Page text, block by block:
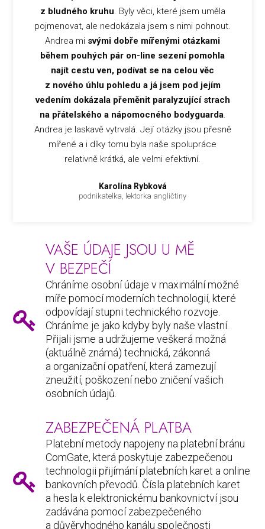
z bludného kruhu. Byly věci, které jsem uměla
pojmenovat, ale nedokázala jsem s nimi pohnout.
Andrea mi svými dobře mířenými otázkami
během pouhých pár on-line sezení pomohla
najít cestu ven, podívat se na celou věc
z nového úhlu pohledu a já jsem pod jejím
vedením dokázala přeměnit paralyzující strach
na přátelského a nápomocného bodyguarda.
Andrea je laskavě vytrvalá. Její otázky jsou přesně
mířené a i díky tomu byla naše spolupráce
relativně krátká, ale velmi efektivní.
Karolína Rybková
podnikatelka, lektorka angličtiny
VAŠE ÚDAJE JSOU U MĚ
V BEZPEČÍ
Chráníme osobní údaje v maximální možné
míře pomocí moderních technologií, které
odpovídají stupni technického rozvoje.
Chráníme je jako kdyby byly naše vlastní.
Přijali jsme a udržujeme veškerá možná
(aktuálně známá) technická, zákonná
a organizační opatření, která zamezují
zneužití, poškození nebo zničení vašich
osobních údajů.
ZABEZPEČENÁ PLATBA
Platební metody napojeny na platební bránu
ComGate, která poskytuje zabezpečenou
technologii přijímání platebních karet a online
bankovních převodů. Čísla platebních karet
a hesla k elektronickému bankovnictví jsou
zadávána pomocí zabezpečeného
a důvěryhodného kanálu společnosti